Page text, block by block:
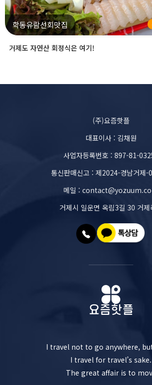
학동유람선회맛집
거제도 자연산 회정식은 여기!
(주)요즘핫플
대표이사 : 김채원
사업자등록번호 : 897-81-
통신판매신고 : 제2024-경남거제-
메일 :
거제시 일운면 옥림3길 30 거제
I travel not to go anywhere,
I travel for travel’s sake.
The great affair is to